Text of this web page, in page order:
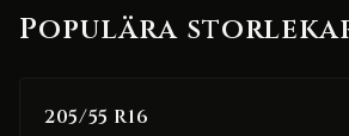
Populära
205/55 R16